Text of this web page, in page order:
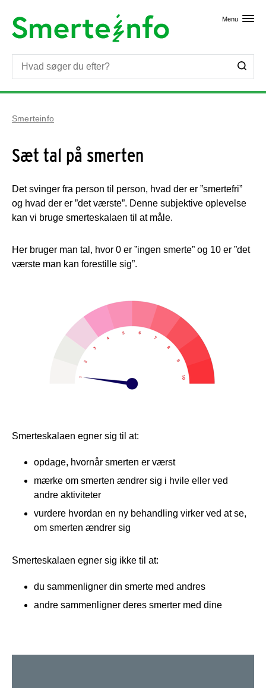
Menu
Smerteinfo
Sæt tal på smerten
Det svinger fra person til person, hvad der er ”smertefri”
og hvad der er ”det værste”. Denne subjektive oplevelse
kan vi bruge smerteskalaen til at måle.
Her bruger man tal, hvor 0 er ”ingen smerte” og 10 er ”det
værste man kan forestille sig”.
Smerteskalaen egner sig til at:
opdage, hvornår smerten er værst
mærke om smerten ændrer sig i hvile eller ved
andre aktiviteter
vurdere hvordan en ny behandling virker ved at se,
om smerten ændrer sig
Smerteskalaen egner sig ikke til at:
du sammenligner din smerte med andres
andre sammenligner deres smerter med dine